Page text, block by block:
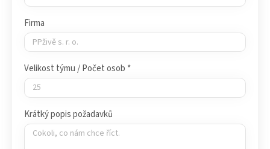
Firma
Velikost týmu / Počet osob *
Krátký popis požadavků